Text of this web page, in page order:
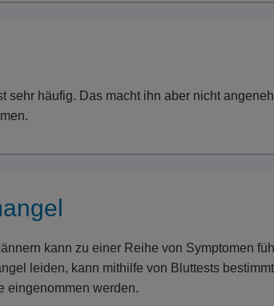
sehr häufig. Das macht ihn aber nicht
kann zu einer Reihe von Symptomen
leiden, kann mithilfe von Bluttests
eingenommen werden.